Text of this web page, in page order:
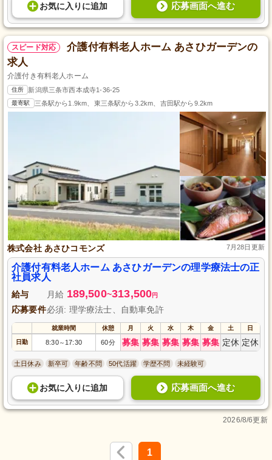
お気に入り に追加 応募画面へ進む
スピード対応
介護付有料老人ホーム あさひガーデンの
求人
介護付き有料老人ホーム
住所 新潟県三条市西本成寺1-36-25
最寄駅 三条駅から1.9km、東三条駅から3.2km、吉田駅から9.2km
株式会社 あさひコモンズ 7月28日更新
介護付有料老人ホーム あさひガーデンの理学療法士の正
社員求人
給与 月給 189,500~313,500円
応募要件必須: 理学療法士、自動車免許
就業時間 休憩 月 火 水 木 金 土 日
日勤 8:30～ 17:30 60分 募集 募集 募集 募集 募集 定休 定休
土日休み 新卒可 年齢不問 50代活躍 学歴不問 未経験可
お気に入り に追加 応募画面へ進む
2026/8/6更新
1